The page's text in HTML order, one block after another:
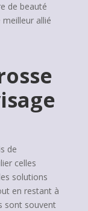
de beauté
allié
de
celles
solutions
en restant à
sont souvent